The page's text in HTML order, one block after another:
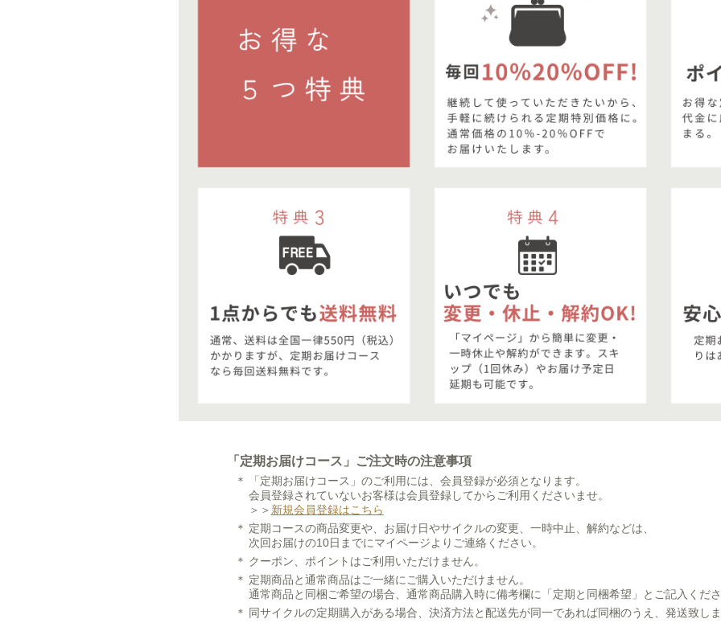
「定期お届けコース」ご注文時の注意事項
「定期お届けコース」のご利用には、会員登録が必須となります。
会員登録されていないお客様は会員登録してからご利用くださいませ。
＞＞ 新規会員登録はこちら
定期コースの商品変更や、お届け日やサイクルの変更、一時中止、解約などは、
次回お届けの10日までにマイページよりご連絡ください。
クーポン、ポイントはご利用いただけません。
定期商品と通常商品はご一緒にご購入いただけません。
通常商品と同梱ご希望の場合、通常商品購入時に備考欄に「定期と同梱希望」とご記入くだ
同サイクルの定期購入がある場合、決済方法と配送先が同一であれば同梱のうえ、発送致し